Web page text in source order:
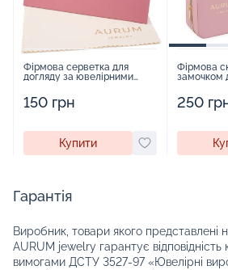
Фірмова серветка для
догляду за ювелірними
150 грн
Купити
Фірмова
замочком
250
Гарантія
Виробник, товари якого представлені
AURUM jewelry гарантує відповідність
вимогами ДСТУ 3527-97 «Ювелірні